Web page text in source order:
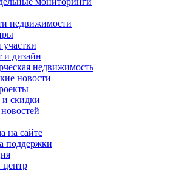
недвижимости
и дизайн
недвижимость
новости
скидки
на сайте
поддержки